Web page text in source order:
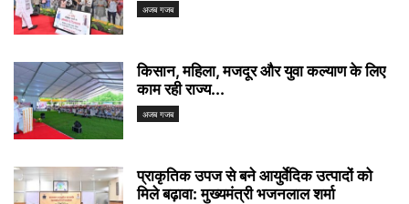
अजब गजब
किसान, महिला, मजदूर और युवा कल्याण के लिए
काम रही राज्य...
अजब गजब
प्राकृतिक उपज से बने आयुर्वेदिक उत्पादों को
मिले बढ़ावा: मुख्यमंत्री भजनलाल शर्मा